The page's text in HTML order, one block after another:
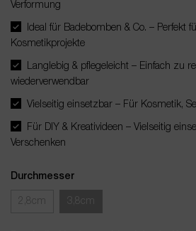
Verformung
Ideal für Badebomben & Co. – Perfekt
Kosmetikprojekte
Langlebig & pflegeleicht – Einfach zu
wiederverwendbar
Vielseitig einsetzbar – Für Kosmetik,
Für DIY & Kreativideen – Vielseitig
Verschenken
Durchmesser
2,8cm 3,8cm